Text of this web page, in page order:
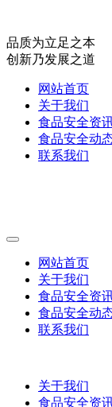
品质为立足之本
创新乃发展之道
网站首页
关于我们
食品安全资
食品安全动
联系我们
网站首页
关于我们
食品安全资
食品安全动
联系我们
关于我们
食品安全资